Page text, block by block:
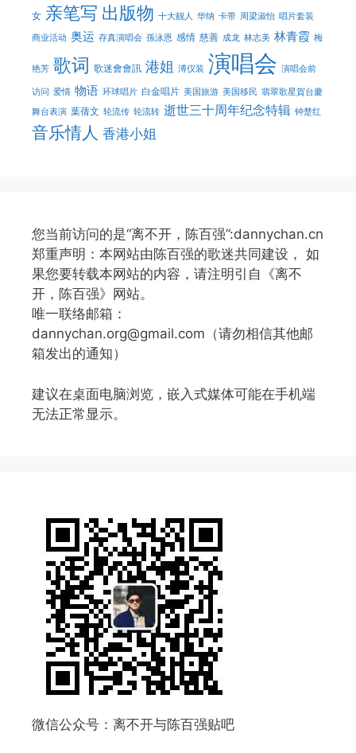
女 亲笔写 出版物 十大靓人 华纳 卡带 周梁淑怡 唱片套装
商业活动 奥运 存真演唱会 孫泳恩 感情 慈善 成龙 林志美 林青霞 梅
艳芳 歌词 歌迷會會訊 港姐 溥仪装 演唱会 演唱会前
访问 爱情 物语 环球唱片 白金唱片 美国旅游 美国移民 翡翠歌星賀台慶
舞台表演 葉蒨文 轮流传 轮流转 逝世三十周年纪念特辑 钟楚红
音乐情人 香港小姐
您当前访问的是“离不开，陈百强”:dannychan.cn
郑重声明：本网站由陈百强的歌迷共同建设， 如
果您要转载本网站的内容，请注明引自《离不
开，陈百强》网站。
唯一联络邮箱：
dannychan.org@gmail.com（请勿相信其他邮
箱发出的通知）
建议在桌面电脑浏览，嵌入式媒体可能在手机端
无法正常显示。
微信公众号：离不开与陈百强贴吧